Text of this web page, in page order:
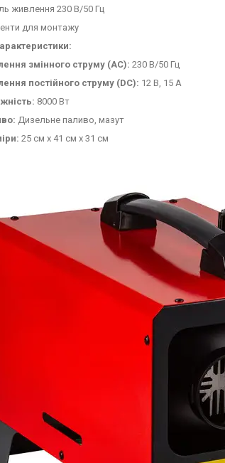
живлення 230 В/50 Гц
для монтажу
змінного струму (AC): 230 В/50 Гц
постійного струму (DC): 12 В, 15 А
8000 Вт
Дизельне паливо, мазут
25 см x 41 см x 31 см